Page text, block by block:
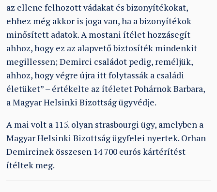
az ellene felhozott vádakat és bizonyítékokat,
ehhez még akkor is joga van, ha a bizonyítékok
minősített adatok. A mostani ítélet hozzásegít
ahhoz, hogy ez az alapvető biztosíték mindenkit
megillessen; Demirci családot pedig, reméljük,
ahhoz, hogy végre újra itt folytassák a családi
életüket” – értékelte az ítéletet Pohárnok Barbara,
a Magyar Helsinki Bizottság ügyvédje.
A mai volt a 115. olyan strasbourgi ügy, amelyben a
Magyar Helsinki Bizottság ügyfelei nyertek. Orhan
Demircinek összesen 14 700 eurós kártérítést
ítéltek meg.